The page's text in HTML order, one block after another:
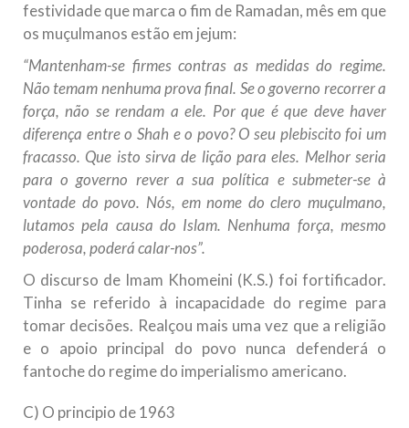
festividade que marca o fim de Ramadan, mês em que
os muçulmanos estão em jejum:
“Mantenham-se firmes contras as medidas do regime.
Não temam nenhuma prova final. Se o governo recorrer a
força, não se rendam a ele. Por que é que deve haver
diferença entre o Shah e o povo? O seu plebiscito foi um
fracasso. Que isto sirva de lição para eles. Melhor seria
para o governo rever a sua política e submeter-se à
vontade do povo. Nós, em nome do clero muçulmano,
lutamos pela causa do Islam. Nenhuma força, mesmo
poderosa, poderá calar-nos”.
O discurso de Imam Khomeini (K.S.) foi fortificador.
Tinha se referido à incapacidade do regime para
tomar decisões. Realçou mais uma vez que a religião
e o apoio principal do povo nunca defenderá o
fantoche do regime do imperialismo americano.
C) O principio de 1963